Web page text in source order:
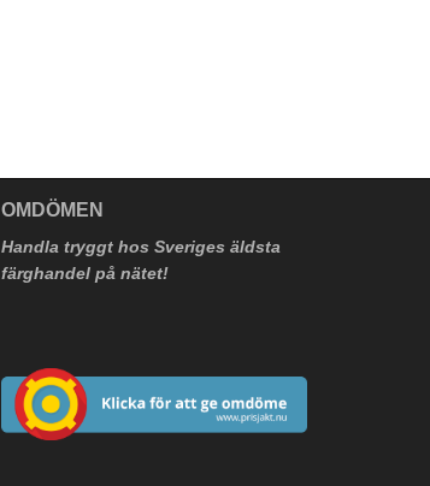
OMDÖMEN
Handla tryggt hos Sveriges äldsta
färghandel på nätet!